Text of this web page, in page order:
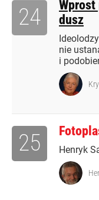
dusz
nie
i
24
Henryk
25